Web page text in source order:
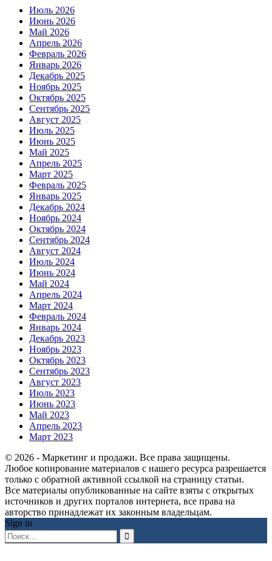
Июль 2026
Июнь 2026
Май 2026
Апрель 2026
Февраль 2026
Январь 2026
Декабрь 2025
Ноябрь 2025
Октябрь 2025
Сентябрь 2025
Август 2025
Июль 2025
Июнь 2025
Май 2025
Апрель 2025
Март 2025
Февраль 2025
Январь 2025
Декабрь 2024
Ноябрь 2024
Октябрь 2024
Сентябрь 2024
Август 2024
Июль 2024
Июнь 2024
Май 2024
Апрель 2024
Март 2024
Февраль 2024
Январь 2024
Декабрь 2023
Ноябрь 2023
Октябрь 2023
Сентябрь 2023
Август 2023
Июль 2023
Июнь 2023
Май 2023
Апрель 2023
Март 2023
© 2026 - Маркетинг и продажи. Все права защищены.
Любое копирование материалов с нашего ресурса разрешается
только с обратной активной ссылкой на страницу статьи.
Все материалы опубликованные на сайте взяты с открытых
источников и других порталов интернета, все права на
авторство принадлежат их законным владельцам.
Sign in